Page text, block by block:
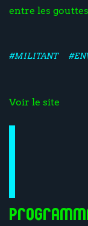
entre les gouttes
#MILITANT
Voir le site